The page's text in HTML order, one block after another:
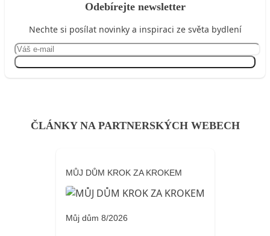
Odebírejte newsletter
Nechte si posílat novinky a inspiraci ze světa bydlení
ČLÁNKY NA PARTNERSKÝCH WEBECH
MŮJ DŮM KROK ZA KROKEM
Můj dům 8/2026